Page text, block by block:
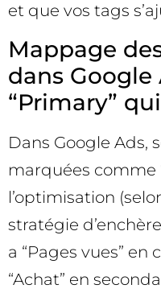
et que vos tags
Mappage
dans Google
“Primary”
Dans Google Ads,
marquées comme
l’optimisation
stratégie
a “Pages vues”
“Achat” en